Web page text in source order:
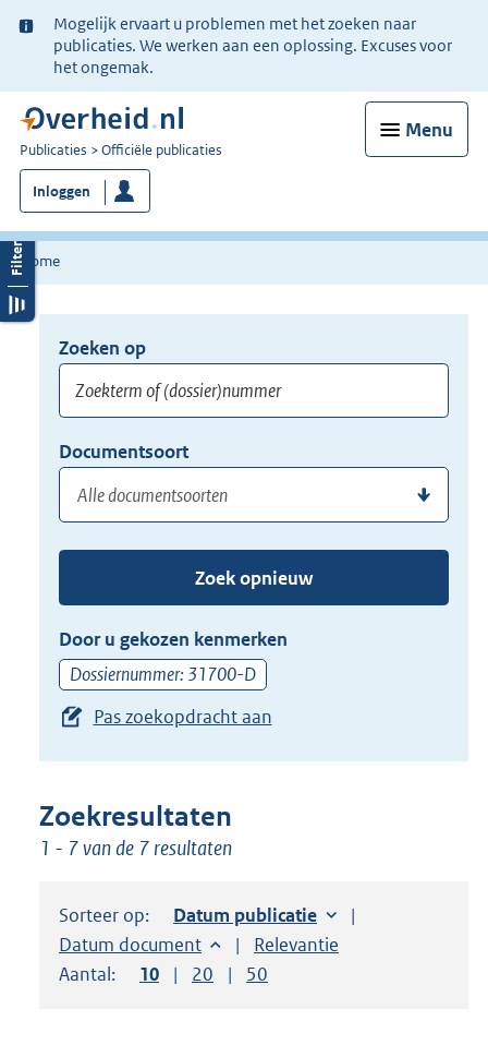
Ter
informatie:
Mogelijk ervaart u problemen met het zoeken naar
publicaties. We werken aan een oplossing. Excuses voor
het ongemak.
Menu
U
bent
nu
hier:
Publicaties Officiële publicaties
Inloggen
Home
Opnieuw
zoeken:
Zoeken op
of
(dossier)nummer
hier
uw
zoekterm
of
(dossier)nummer
in
Documentsoort
of
de
pijl
beneden
toets
suggesties.
Druk
om
Zoek opnieuw
Door u gekozen kenmerken
Dossiernummer: 31700-D
Pas zoekopdracht aan
Zoekresultaten
1 - 7 van de 7 resultaten
Sorteer op: Sorteer op:
Datum publicatie
Sorteer op:
Datum document Sorteer op:
Relevantie
Aantal:
Toon
10 resultaten per pagina
Toon
20 resultaten per pagina
Toon
50